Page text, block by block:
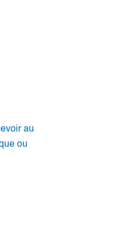
au
ou